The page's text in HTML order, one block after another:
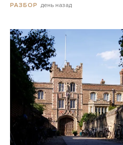
РАЗБОР день назад